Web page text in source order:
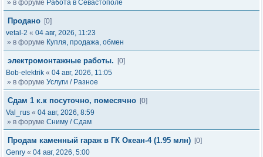
» в форуме Работа в Севастополе
Продано [0]
vetal-2 « 04 авг, 2026, 11:23
» в форуме Купля, продажа, обмен
электромонтажные работы.
[0]
Bob-elektrik « 04 авг, 2026, 11:05
» в форуме Услуги / Разное
Сдам 1 к.к посуточно, помесячно [0]
Val_rus « 04 авг, 2026, 8:59
» в форуме Сниму / Сдам
Продам каменный гараж в ГК Океан-4 (1.95 млн) [0]
Genry « 04 авг, 2026, 5:00